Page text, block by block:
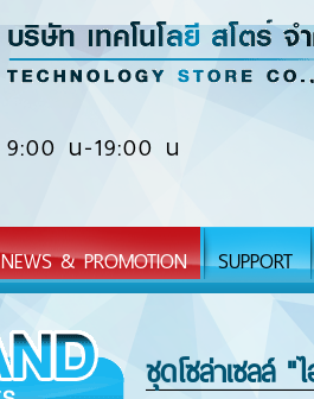
9:00 น-19:00 น
NEWS & PROMOTION SUPPORT
ชุดโซล่าเซลล์